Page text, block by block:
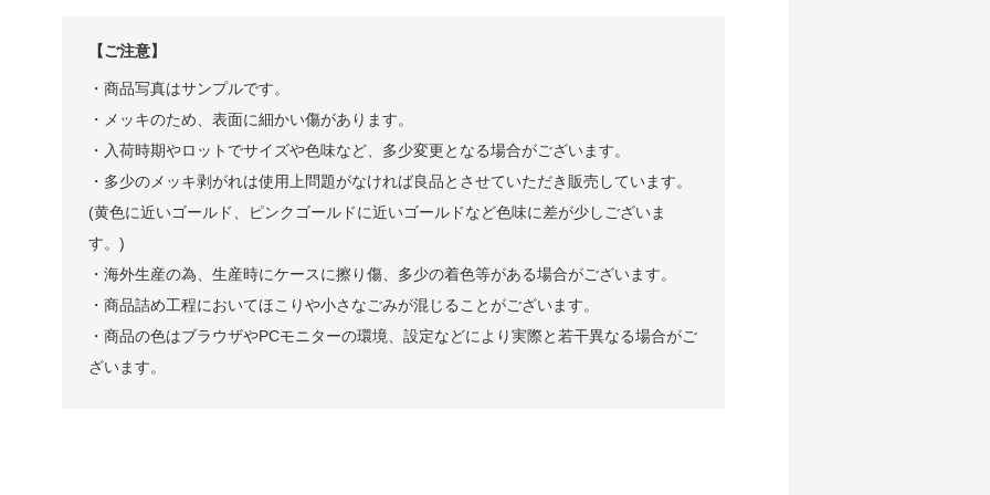
【ご注意】
・商品写真はサンプルです。
・メッキのため、表面に細かい傷があります。
・入荷時期やロットでサイズや色味など、多少変更となる場合がございます。
・多少のメッキ剥がれは使用上問題がなければ良品とさせていただき販売しています。
(黄色に近いゴールド、ピンクゴールドに近いゴールドなど色味に差が少しございま
す。)
・海外生産の為、生産時にケースに擦り傷、多少の着色等がある場合がございます。
・商品詰め工程においてほこりや小さなごみが混じることがございます。
・商品の色はブラウザやPCモニターの環境、設定などにより実際と若干異なる場合がご
ざいます。